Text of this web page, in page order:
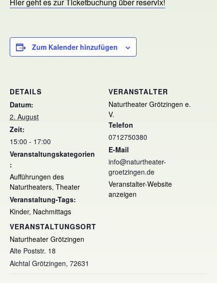
Zum Kalender hinzufügen
DETAILS
Datum:
2. August
Zeit:
15:00 - 17:00
Veranstaltungskategorien
:
Aufführungen des
Naturtheaters, Theater
Veranstaltung-Tags:
Kinder, Nachmittags
VERANSTALTUNGSORT
Naturtheater Grötzingen
Alte Poststr. 18
Aichtal Grötzingen, 72631
VERANSTALTER
Naturtheater Grötzingen e.
V.
Telefon
0712750380
E-Mail
info@naturtheater-
groetzingen.de
Veranstalter-Website
anzeigen